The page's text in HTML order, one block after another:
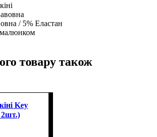
/ 5% Еластан
товару також
Key
2шт.)